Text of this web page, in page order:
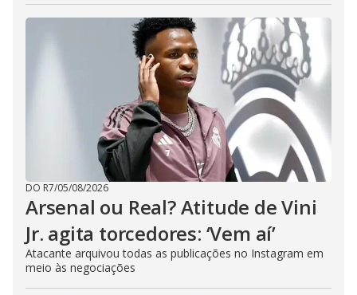
DO R7/05/08/2026
Arsenal ou Real? Atitude de Vini
Jr. agita torcedores: ‘Vem aí’
Atacante arquivou todas as publicações no Instagram em
meio às negociações